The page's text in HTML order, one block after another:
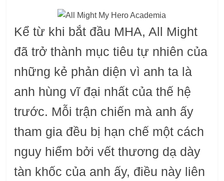
Kể từ khi bắt đầu MHA, All Might
đã trở thành mục tiêu tự nhiên của
những kẻ phản diện vì anh ta là
anh hùng vĩ đại nhất của thế hệ
trước. Mỗi trận chiến mà anh ấy
tham gia đều bị hạn chế một cách
nguy hiểm bởi vết thương dạ dày
tàn khốc của anh ấy, điều này liên